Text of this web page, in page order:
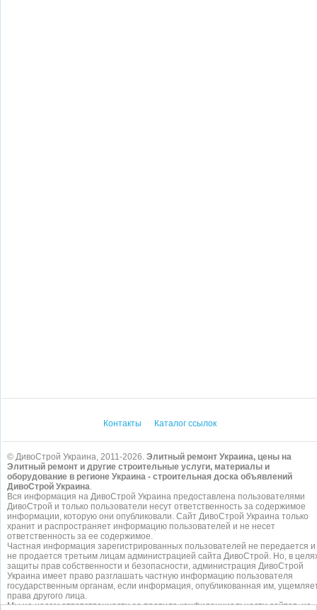
Контакты Каталог ссылок
© ДивоСтрой Украина, 2011-2026. Элитный ремонт Украина, цены на
Элитный ремонт и другие строительные услуги, материалы и
оборудование в регионе Украина - строительная доска объявлений
ДивоСтрой Украина.
Вся информация на ДивоСтрой Украина предоставлена пользователями
ДивоСтрой и только пользователи несут ответственность за содержимое
информации, которую они опубликовали. Сайт ДивоСтрой Украина только
хранит и распространяет информацию пользователей и не несет
ответственность за ее содержимое.
Частная информация зарегистрированных пользователей не передается и
не продается третьим лицам администрацией сайта ДивоСтрой. Но, в
защиты прав собственности и безопасности, администрация ДивоСтрой
Украина имеет право разглашать частную информацию пользователя
государственным органам, если информация, опубликованная им,
права другого лица.
Мы не несем ответственности за правила конфиденциальности сайтов, на